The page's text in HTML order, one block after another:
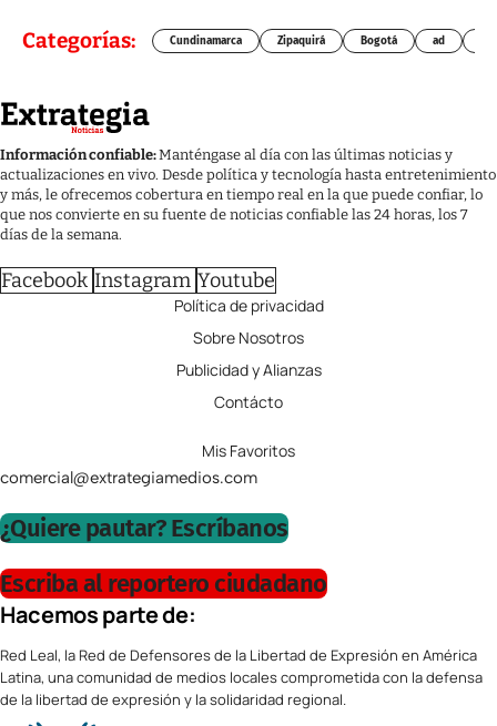
Categorías: Cundinamarca Zipaquirá Bogotá ad
Información confiable:Manténgase al día con las últimas noticias y
actualizaciones en vivo. Desde política y tecnología hasta entretenimiento
y más, le ofrecemos cobertura en tiempo real en la que puede confiar, lo
que nos convierte en su fuente de noticias confiable las 24 horas, los 7
días de la semana.
Facebook Instagram Youtube
Política de privacidad
Sobre Nosotros
Publicidad y Alianzas
Contácto
Mis Favoritos
comercial@extrategiamedios.com
¿Quiere pautar? Escríbanos
Escriba al reportero ciudadano
Hacemos parte de:
Red Leal, la Red de Defensores de la Libertad de Expresión en América
Latina, una comunidad de medios locales comprometida con la defensa
de la libertad de expresión y la solidaridad regional.